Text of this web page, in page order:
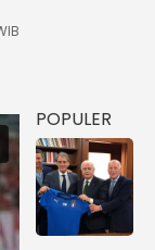
POPULER